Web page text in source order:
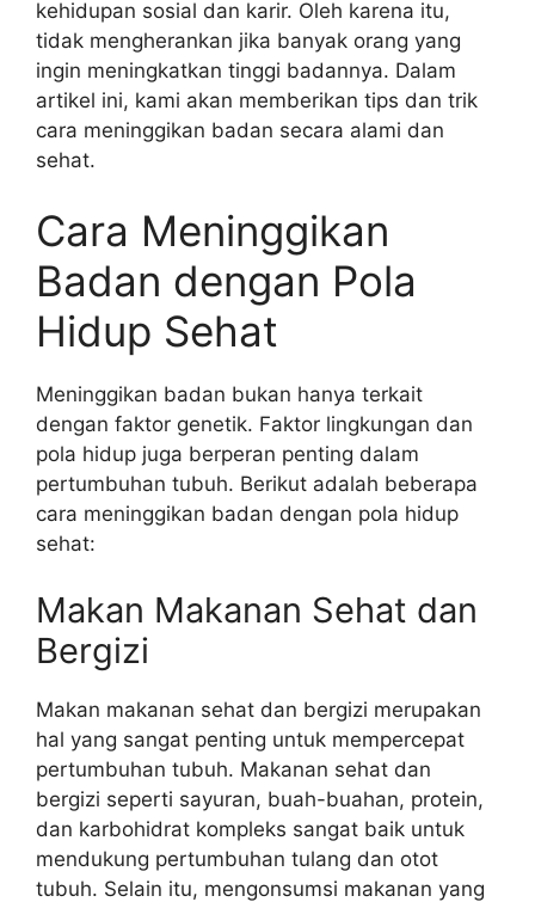
kehidupan sosial dan karir. Oleh karena itu,
tidak mengherankan jika banyak orang yang
ingin meningkatkan tinggi badannya. Dalam
artikel ini, kami akan memberikan tips dan trik
cara meninggikan badan secara alami dan
sehat.
Cara Meninggikan
Badan dengan Pola
Hidup Sehat
Meninggikan badan bukan hanya terkait
dengan faktor genetik. Faktor lingkungan dan
pola hidup juga berperan penting dalam
pertumbuhan tubuh. Berikut adalah beberapa
cara meninggikan badan dengan pola hidup
sehat:
Makan Makanan Sehat dan
Bergizi
Makan makanan sehat dan bergizi merupakan
hal yang sangat penting untuk mempercepat
pertumbuhan tubuh. Makanan sehat dan
bergizi seperti sayuran, buah-buahan, protein,
dan karbohidrat kompleks sangat baik untuk
mendukung pertumbuhan tulang dan otot
tubuh. Selain itu, mengonsumsi makanan yang